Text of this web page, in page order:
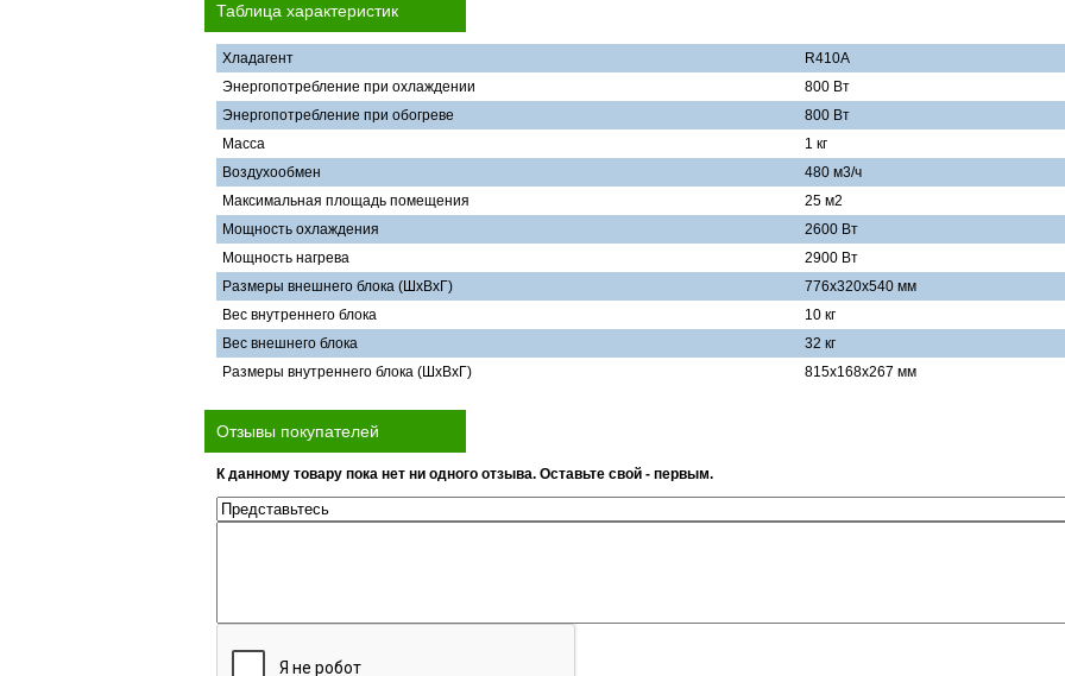
Таблица характеристик
Хладагент
R410А
Энергопотребление при охлаждении
800 Вт
Энергопотребление при обогреве
800 Вт
Масса
1 кг
Воздухообмен
480 м3/ч
Максимальная площадь помещения
25 м2
Мощность охлаждения
2600 Вт
Мощность нагрева
2900 Вт
Размеры внешнего блока (ШхВхГ)
776х320х540 мм
Вес внутреннего блока
10 кг
Вес внешнего блока
32 кг
Размеры внутреннего блока (ШхВхГ)
815х168х267 мм
Отзывы покупателей
К данному товару пока нет ни одного отзыва. Оставьте свой - первым.